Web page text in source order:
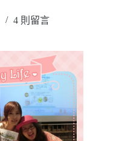
4 則留言